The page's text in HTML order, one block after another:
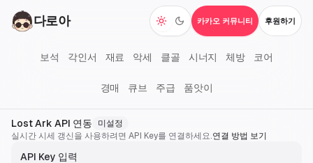
다로아 다크 모드 전환
카카오 커뮤니티 후원하기
보석 각인서 재료 악세 클골 시너지 체방 코어
경매 큐브 주급 품앗이
Lost Ark API 연동
미설정
실시간 시세 갱신을 사용하려면 API Key를 연결하세요.연결 방법 보기
API Key 입력